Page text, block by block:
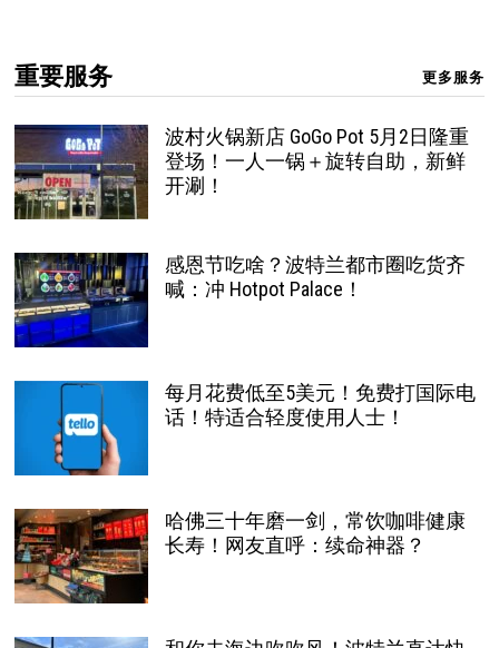
重要服务 更多服务
波村火锅新店 GoGo Pot 5月2日隆重
登场！一人一锅＋旋转自助，新鲜
开涮！
感恩节吃啥？波特兰都市圈吃货齐
喊：冲 Hotpot Palace！
每月花费低至5美元！免费打国际电
话！特适合轻度使用人士！
哈佛三十年磨一剑，常饮咖啡健康
长寿！网友直呼：续命神器？